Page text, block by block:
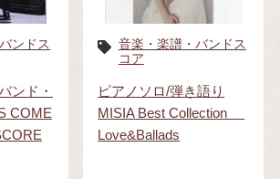
ンドス
ンド・
COME
音楽・楽譜・バンドス
コア
ピアノソロ/弾き語り
MISIA Best Collection
Love&Ballads